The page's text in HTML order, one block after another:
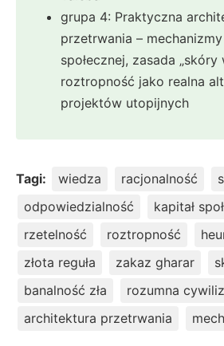
grupa 4: Praktyczna
przetrwania –
społecznej, zasada „skóry
roztropność jako realna
projektów utopijnych
Tagi: wiedza racjonalność
odpowiedzialność
kapitał
rzetelność
roztropność
złota reguła
zakaz gharar
banalność zła
rozumna
architektura przetrwania